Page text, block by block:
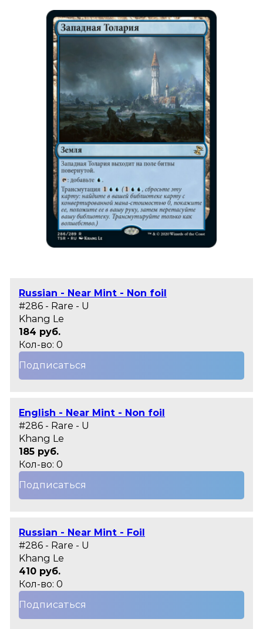
Russian - Near Mint - Non foil
#286 - Rare - U
Khang Le
184 руб.
Кол-во: 0
Подписаться
English - Near Mint - Non foil
#286 - Rare - U
Khang Le
185 руб.
Кол-во: 0
Подписаться
Russian - Near Mint - Foil
#286 - Rare - U
Khang Le
410 руб.
Кол-во: 0
Подписаться